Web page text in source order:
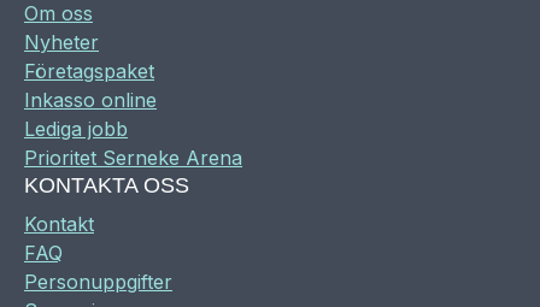
Om oss
Nyheter
Företagspaket
Inkasso online
Lediga jobb
Prioritet Serneke Arena
KONTAKTA OSS
Kontakt
FAQ
Personuppgifter